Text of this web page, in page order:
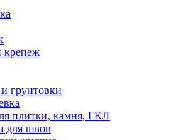
крепеж
грунтовки
плитки, камня, ГКЛ
для швов